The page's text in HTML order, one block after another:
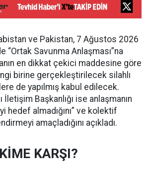
ve Pakistan, 7 Ağustos 2026
“Ortak Savunma Anlaşması”na
en dikkat çekici maddesine göre
birine gerçekleştirilecek silahlı
de yapılmış kabul edilecek.
İletişim Başkanlığı ise anlaşmanın
hedef almadığını” ve kolektif
amaçladığını açıkladı.
KARŞI?